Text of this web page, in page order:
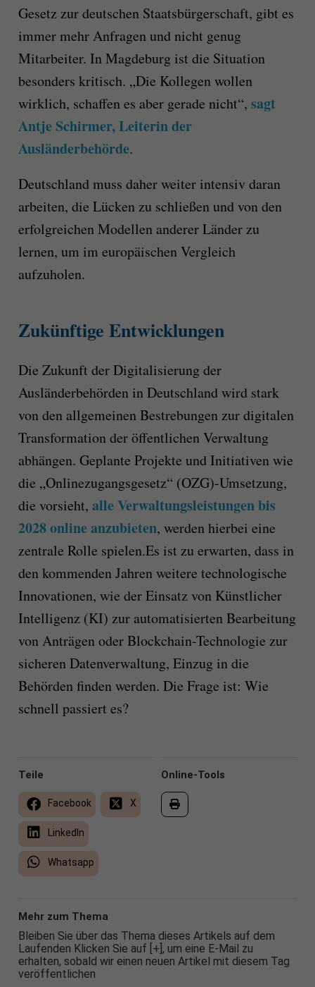
Gesetz zur deutschen Staatsbürgerschaft, gibt es
immer mehr Anfragen und nicht genug
Mitarbeiter. In Magdeburg ist die Situation
besonders kritisch. „Die Kollegen wollen
wirklich, schaffen es aber gerade nicht“, sagt
Antje Schirmer, Leiterin der
Ausländerbehörde.
Deutschland muss daher weiter intensiv daran
arbeiten, die Lücken zu schließen und von den
erfolgreichen Modellen anderer Länder zu
lernen, um im europäischen Vergleich
aufzuholen.
Zukünftige Entwicklungen
Die Zukunft der Digitalisierung der
Ausländerbehörden in Deutschland wird stark
von den allgemeinen Bestrebungen zur digitalen
Transformation der öffentlichen Verwaltung
abhängen. Geplante Projekte und Initiativen wie
die „Onlinezugangsgesetz“ (OZG)-Umsetzung,
die vorsieht, alle Verwaltungsleistungen bis
2028 online anzubieten, werden hierbei eine
zentrale Rolle spielen.Es ist zu erwarten, dass in
den kommenden Jahren weitere technologische
Innovationen, wie der Einsatz von Künstlicher
Intelligenz (KI) zur automatisierten Bearbeitung
von Anträgen oder Blockchain-Technologie zur
sicheren Datenverwaltung, Einzug in die
Behörden finden werden. Die Frage ist: Wie
schnell passiert es?
Online-Tools
Teile
Facebook X
LinkedIn
Whatsapp
Mehr zum Thema
Bleiben Sie über das Thema dieses Artikels auf dem
Laufenden Klicken Sie auf [+], um eine E-Mail zu
erhalten, sobald wir einen neuen Artikel mit diesem Tag
veröffentlichen